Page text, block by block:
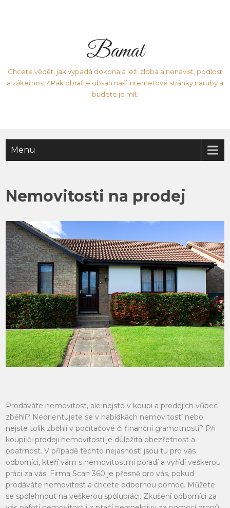
Bamat
Chcete vědět, jak vypadá dokonalá lež, zloba a nenávist, podlost
a zákeřnost? Pak obraťte obsah naší internetové stránky naruby a
budete je mít.
Menu
Nemovitosti na prodej
Prodáváte nemovitost, ale nejste v koupi a prodejích vůbec
zběhlí? Neorientujete se v nabídkách nemovitostí nebo
nejste tolik zběhlí v počítačové či finanční gramotnosti? Při
koupi či prodeji nemovitostí je důležitá obezřetnost a
opatrnost. V případě těchto nejasností jsou tu pro vás
odborníci, kteří vám s nemovitostmi poradí a vyřídí veškerou
práci za vás. Firma Scan 360 je přesně pro vás, pokud
prodáváte nemovitost a chcete odbornou pomoc. Můžete
se spolehnout na veškerou spolupráci. Zkušení odborníci za